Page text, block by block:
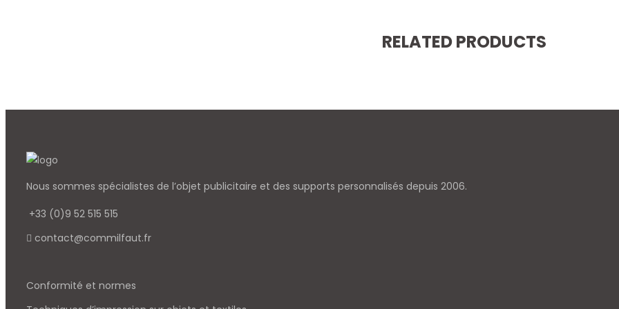
RELATED PRODUCTS
Nous sommes spécialistes de l’objet publicitaire et des supports personnalisés depuis 2006.
+33 (0)9 52 515 515
contact@commilfaut.fr
Conformité et normes